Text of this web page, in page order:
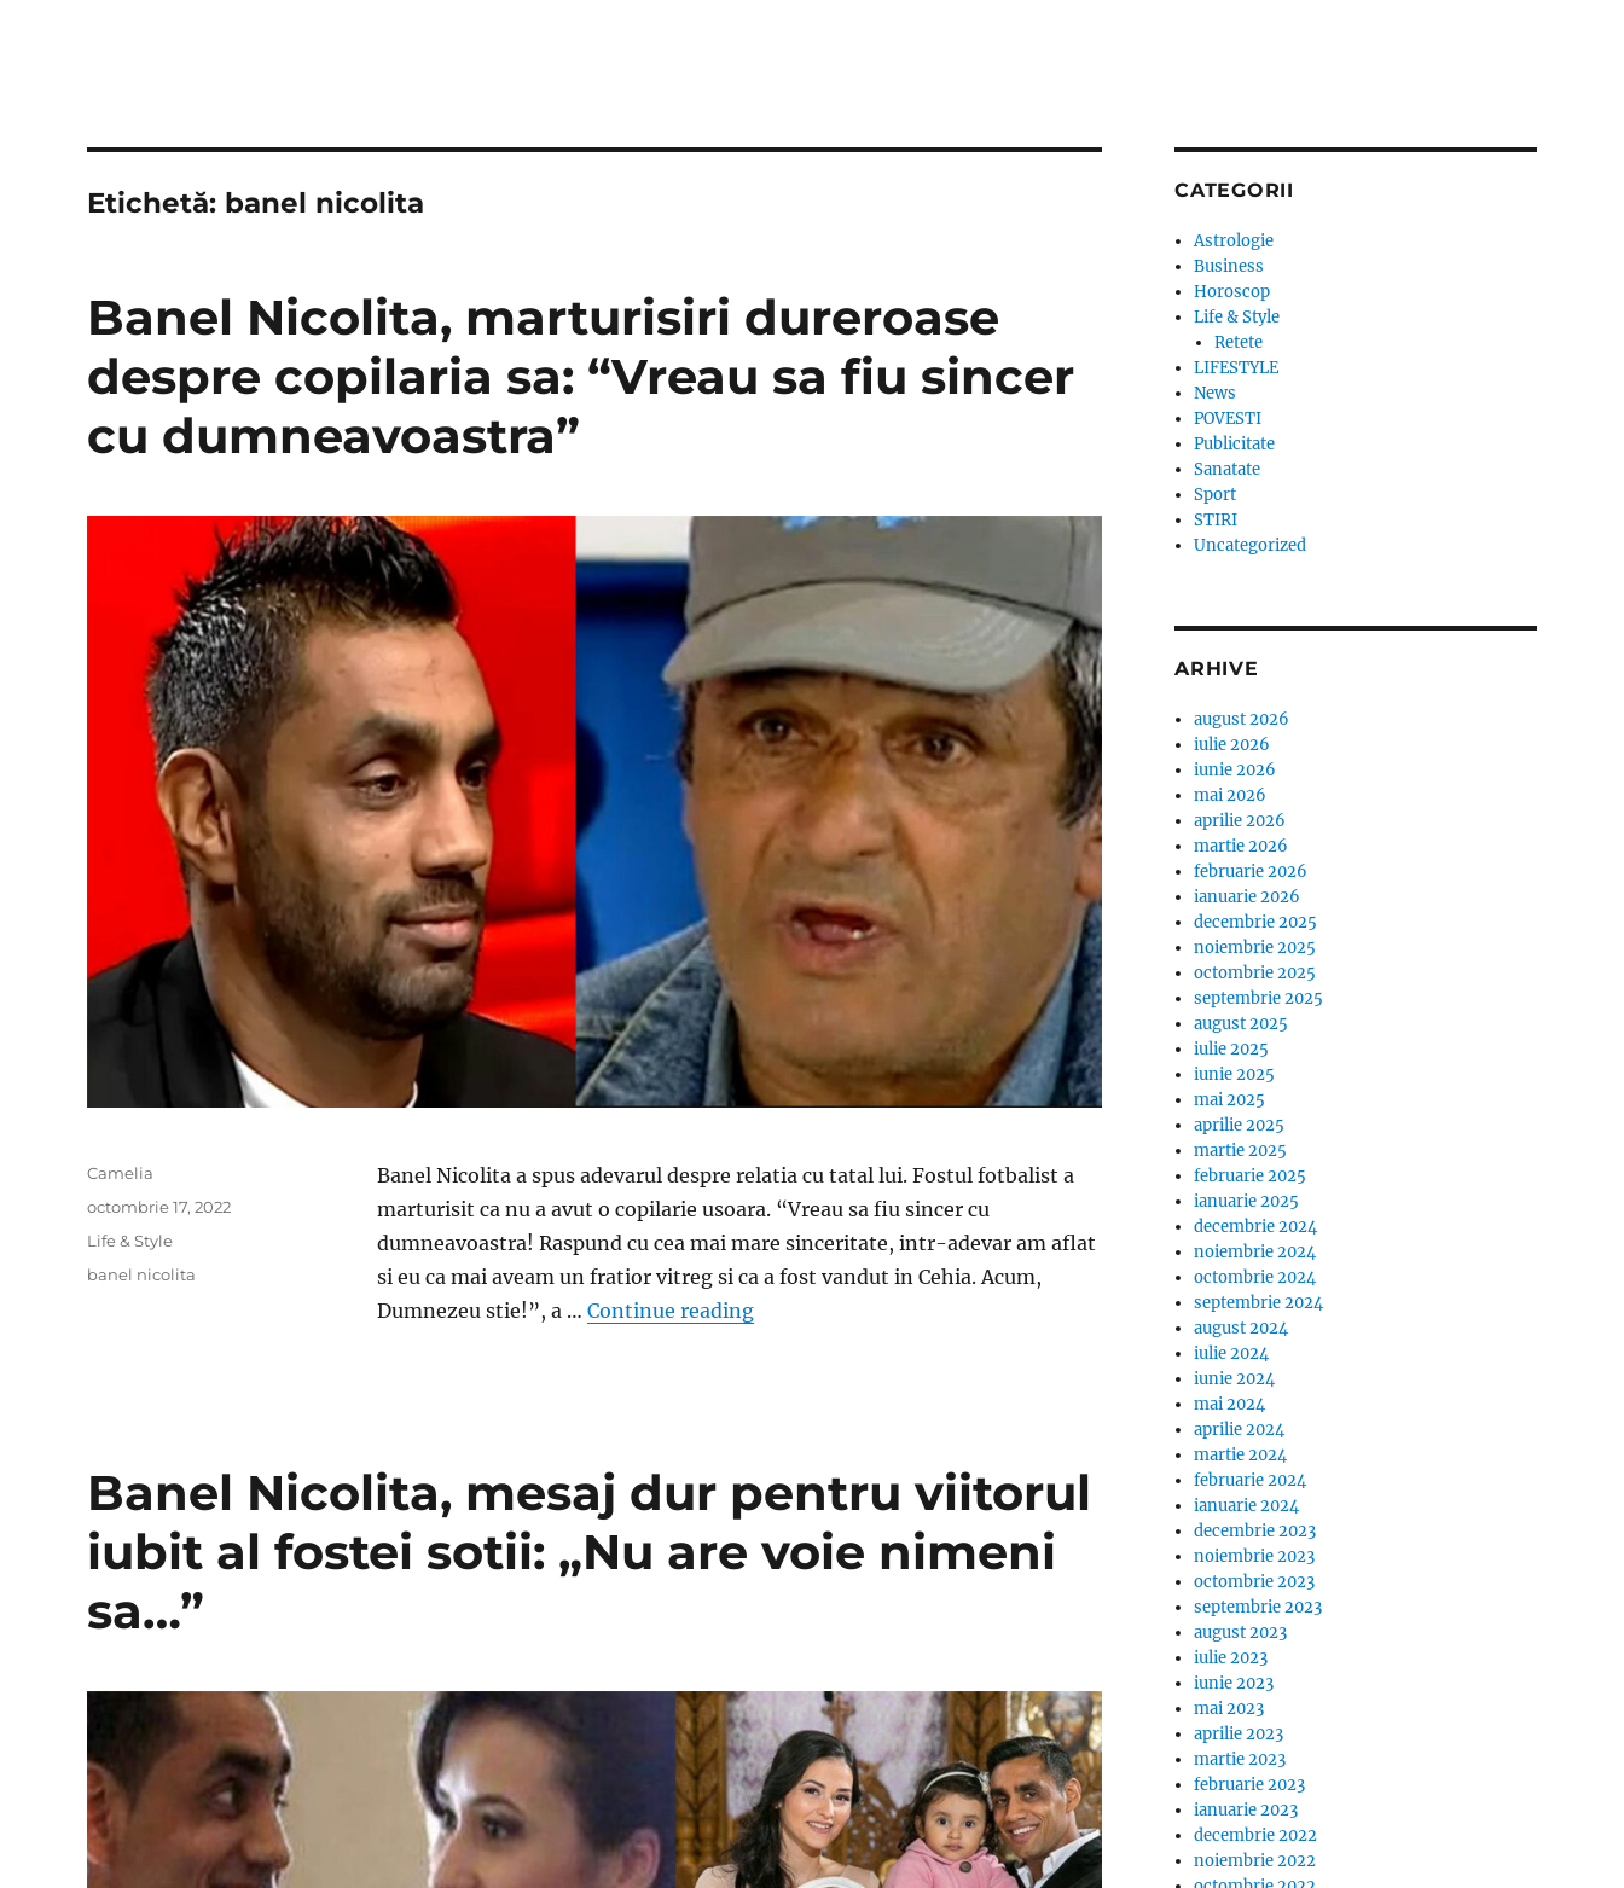
Etichetă: banel nicolita
Banel Nicolita, marturisiri dureroase
despre copilaria sa: “Vreau sa fiu sincer
cu dumneavoastra”
Banel Nicolita a spus adevarul despre relatia cu tatal lui. Fostul fotbalist a
marturisit ca nu a avut o copilarie usoara. “Vreau sa fiu sincer cu
dumneavoastra! Raspund cu cea mai mare sinceritate, intr-adevar am aflat
si eu ca mai aveam un fratior vitreg si ca a fost vandut in Cehia. Acum,
Dumnezeu stie!”, a … Continue reading„Banel Nicolita, marturisiri dureroase despre copilaria sa: “Vreau sa fiu sincer cu
Author
Camelia
Posted
on
octombrie 17, 2022
Categories
Life & Style
Tags
banel nicolita
Banel Nicolita, mesaj dur pentru viitorul
iubit al fostei sotii: „Nu are voie nimeni
sa…”
CATEGORII
Astrologie
Business
Horoscop
Life & Style
Retete
LIFESTYLE
News
POVESTI
Publicitate
Sanatate
Sport
STIRI
Uncategorized
ARHIVE
august 2026
iulie 2026
iunie 2026
mai 2026
aprilie 2026
martie 2026
februarie 2026
ianuarie 2026
decembrie 2025
noiembrie 2025
octombrie 2025
septembrie 2025
august 2025
iulie 2025
iunie 2025
mai 2025
aprilie 2025
martie 2025
februarie 2025
ianuarie 2025
decembrie 2024
noiembrie 2024
octombrie 2024
septembrie 2024
august 2024
iulie 2024
iunie 2024
mai 2024
aprilie 2024
martie 2024
februarie 2024
ianuarie 2024
decembrie 2023
noiembrie 2023
octombrie 2023
septembrie 2023
august 2023
iulie 2023
iunie 2023
mai 2023
aprilie 2023
martie 2023
februarie 2023
ianuarie 2023
decembrie 2022
noiembrie 2022